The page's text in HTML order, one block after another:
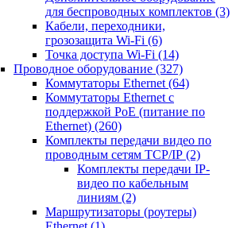
для беспроводных комплектов (3)
Кабели, переходники,
грозозащита Wi-Fi (6)
Точка доступа Wi-Fi (14)
Проводное оборудование (327)
Коммутаторы Ethernet (64)
Коммутаторы Ethernet с
поддержкой PoE (питание по
Ethernet) (260)
Комплекты передачи видео по
проводным сетям TCP/IP (2)
Комплекты передачи IP-
видео по кабельным
линиям (2)
Маршрутизаторы (роутеры)